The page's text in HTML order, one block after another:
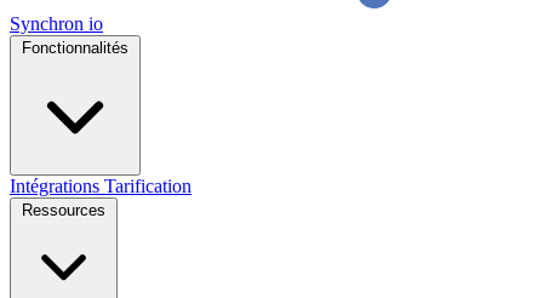
Synchron io
Intégrations Tarification